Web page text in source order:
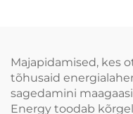
Majapidamised, kes
tõhusaid
sagedamini
Energy toodab